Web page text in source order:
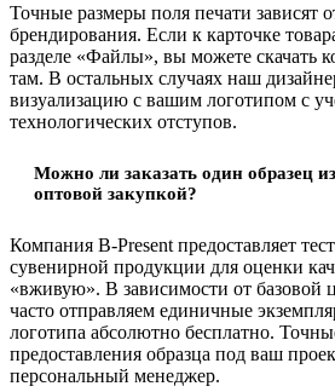
Точные размеры поля печати зависят
брендирования. Если к карточке
разделе «Файлы», вы можете скачать
там. В остальных случаях наш
визуализацию с вашим логотипом с
технологических отступов.
Можно ли заказать один образец
оптовой закупкой?
Компания B-Present предоставляет
сувенирной продукции для оценки
«вживую». В зависимости от базовой
часто отправляем единичные
логотипа абсолютно бесплатно.
предоставления образца под ваш
персональный менеджер.